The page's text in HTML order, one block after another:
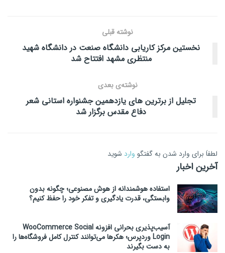
نوشته قبلی
نخستین مرکز کاریابی دانشگاه صنعت در دانشگاه شهید
منتظری مشهد افتتاح شد
نوشته‌ی بعدی
تجلیل از برترین های یازدهمین جشنواره استانی شعر
دفاع مقدس برگزار شد
لطفاَ برای وارد شدن به گفتگو وارد شوید
آخرین اخبار
استفاده هوشمندانه از هوش مصنوعی؛ چگونه بدون
وابستگی، قدرت یادگیری و تفکر خود را حفظ کنیم؟
آسیب‌پذیری بحرانی افزونه WooCommerce Social
Login وردپرس؛ هکرها می‌توانند کنترل کامل فروشگاه‌ها را
به دست بگیرند